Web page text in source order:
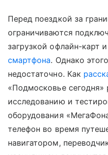
Перед поездкой за
ограничиваются
загрузкой офлайн-карт
смартфона. Однако
недостаточно. Как
«Подмосковье сегодня»
исследованию и
оборудования
телефон во время
навигатором,